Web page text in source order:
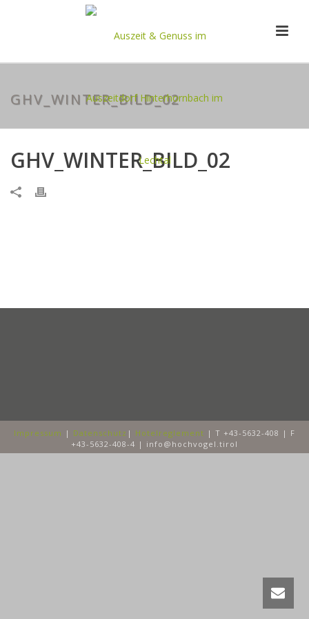
GHV_WINTER_BILD_02
GHV_WINTER_BILD_02
Impressum | Datenschutz | Hotelreglement | T +43-5632-408 | F
+43-5632-408-4 | info@hochvogel.tirol